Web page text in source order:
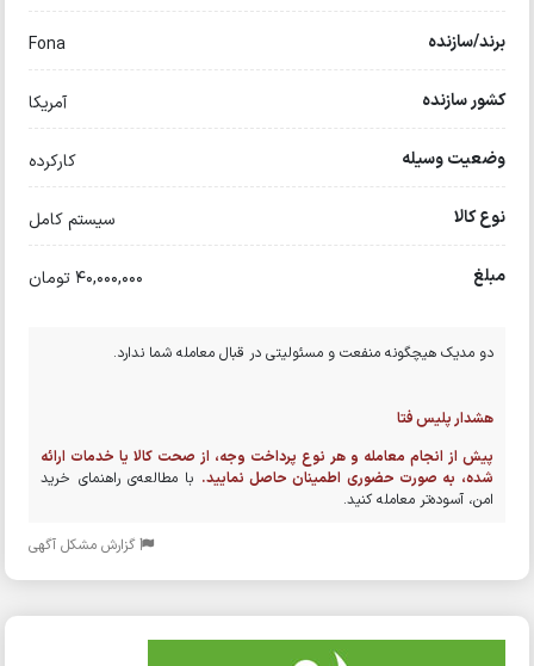
برند/سازنده Fona
کشور سازنده آمریکا
وضعیت وسیله کارکرده
نوع کالا سیستم کامل
مبلغ 40,000,000 تومان
دو مدیک هیچگونه منفعت و مسئولیتی در قبال معامله شما ندارد.
هشدار پلیس فتا
پیش از انجام معامله و هر نوع پرداخت وجه، از صحت کالا یا خدمات ارائه
شده، به صورت حضوری اطمینان حاصل نمایید. با مطالعه‌ی راهنمای خرید
امن، آسوده‌تر معامله کنید.
گزارش مشکل آگهی